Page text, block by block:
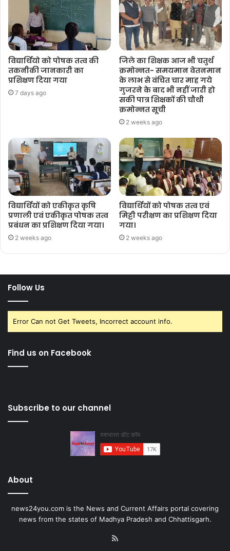
विद्यार्थियो को पोषक तत्व की
तकनीकी जानकारी का
प्रशिक्षण दिया गया
7 days ago
जिले का शिक्षक आज भी चतुर्थ
क्रमोन्नत- समयमान वेतनमान
के लाभ से वंचित चार माह गये
गुजरने के बाद भी नहीं जारी हो
सकी पात्र शिक्षकों की चौथी
क्रमोन्नत सूची
2 weeks ago
विद्यार्थियों को एकीकृत कृषि
प्रणाली एवं एकीकृत पोषक तत्व
प्रबंधन का प्रशिक्षण दिया गया।
2 weeks ago
विद्यार्थियों को पोषक तत्व एवं
मिट्टी परीक्षण का प्रशिक्षण दिया
गया।
2 weeks ago
Follow Us
Error Can not Get Tweets, Incorrect account info.
Find us on Facebook
Subscribe to our channel
About
news24you.com is the News and Current Affairs portal covering
news from the states of Madhya Pradesh and Chhattisgarh.
RSS